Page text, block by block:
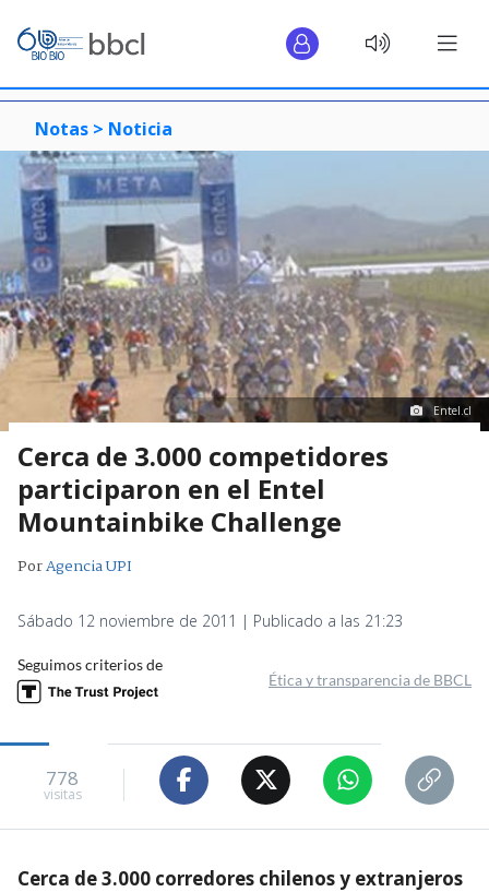
Notas > Noticia
Entel.cl
Cerca de 3.000 competidores
participaron en el Entel
Mountainbike Challenge
PorAgencia UPI
Sábado 12 noviembre de 2011 | Publicado a las 21:23
Seguimos criterios de
Ética y transparencia de BBCL
778
visitas
Cerca de 3.000 corredores chilenos y extranjeros